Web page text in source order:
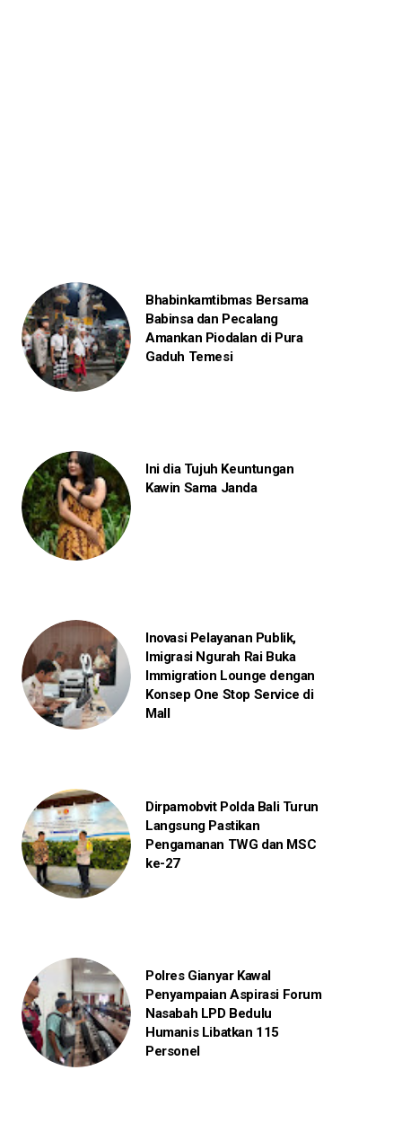
Bhabinkamtibmas Bersama
Babinsa dan Pecalang
Amankan Piodalan di Pura
Gaduh Temesi
Ini dia Tujuh Keuntungan
Kawin Sama Janda
Inovasi Pelayanan Publik,
Imigrasi Ngurah Rai Buka
Immigration Lounge dengan
Konsep One Stop Service di
Mall
Dirpamobvit Polda Bali Turun
Langsung Pastikan
Pengamanan TWG dan MSC
ke-27
Polres Gianyar Kawal
Penyampaian Aspirasi Forum
Nasabah LPD Bedulu
Humanis Libatkan 115
Personel